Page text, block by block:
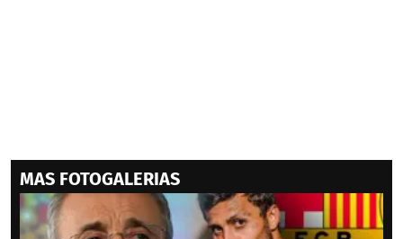
MAS FOTOGALERIAS